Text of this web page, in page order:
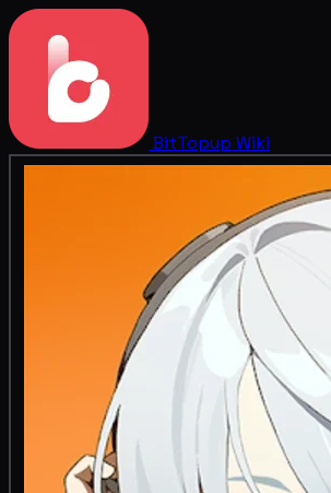
BitTopup Wiki